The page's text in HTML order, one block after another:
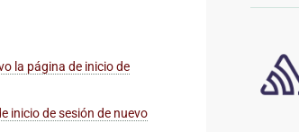
la página de inicio de
inicio de sesión de nuevo